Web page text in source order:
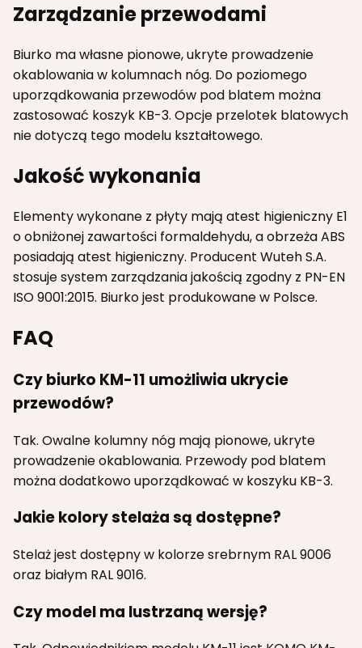
Zarządzanie przewodami
Biurko ma własne pionowe, ukryte prowadzenie
okablowania w kolumnach nóg. Do poziomego
uporządkowania przewodów pod blatem można
zastosować koszyk KB-3. Opcje przelotek blatowych
nie dotyczą tego modelu kształtowego.
Jakość wykonania
Elementy wykonane z płyty mają atest higieniczny E1
o obniżonej zawartości formaldehydu, a obrzeża ABS
posiadają atest higieniczny. Producent Wuteh S.A.
stosuje system zarządzania jakością zgodny z PN-EN
ISO 9001:2015. Biurko jest produkowane w Polsce.
FAQ
Czy biurko KM-11 umożliwia ukrycie
przewodów?
Tak. Owalne kolumny nóg mają pionowe, ukryte
prowadzenie okablowania. Przewody pod blatem
można dodatkowo uporządkować w koszyku KB-3.
Jakie kolory stelaża są dostępne?
Stelaż jest dostępny w kolorze srebrnym RAL 9006
oraz białym RAL 9016.
Czy model ma lustrzaną wersję?